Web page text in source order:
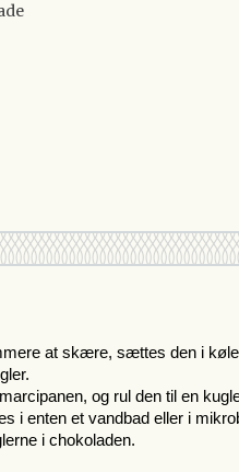
at skære, sættes den i
og rul den til en
i enten et vandbad eller i
i chokoladen.